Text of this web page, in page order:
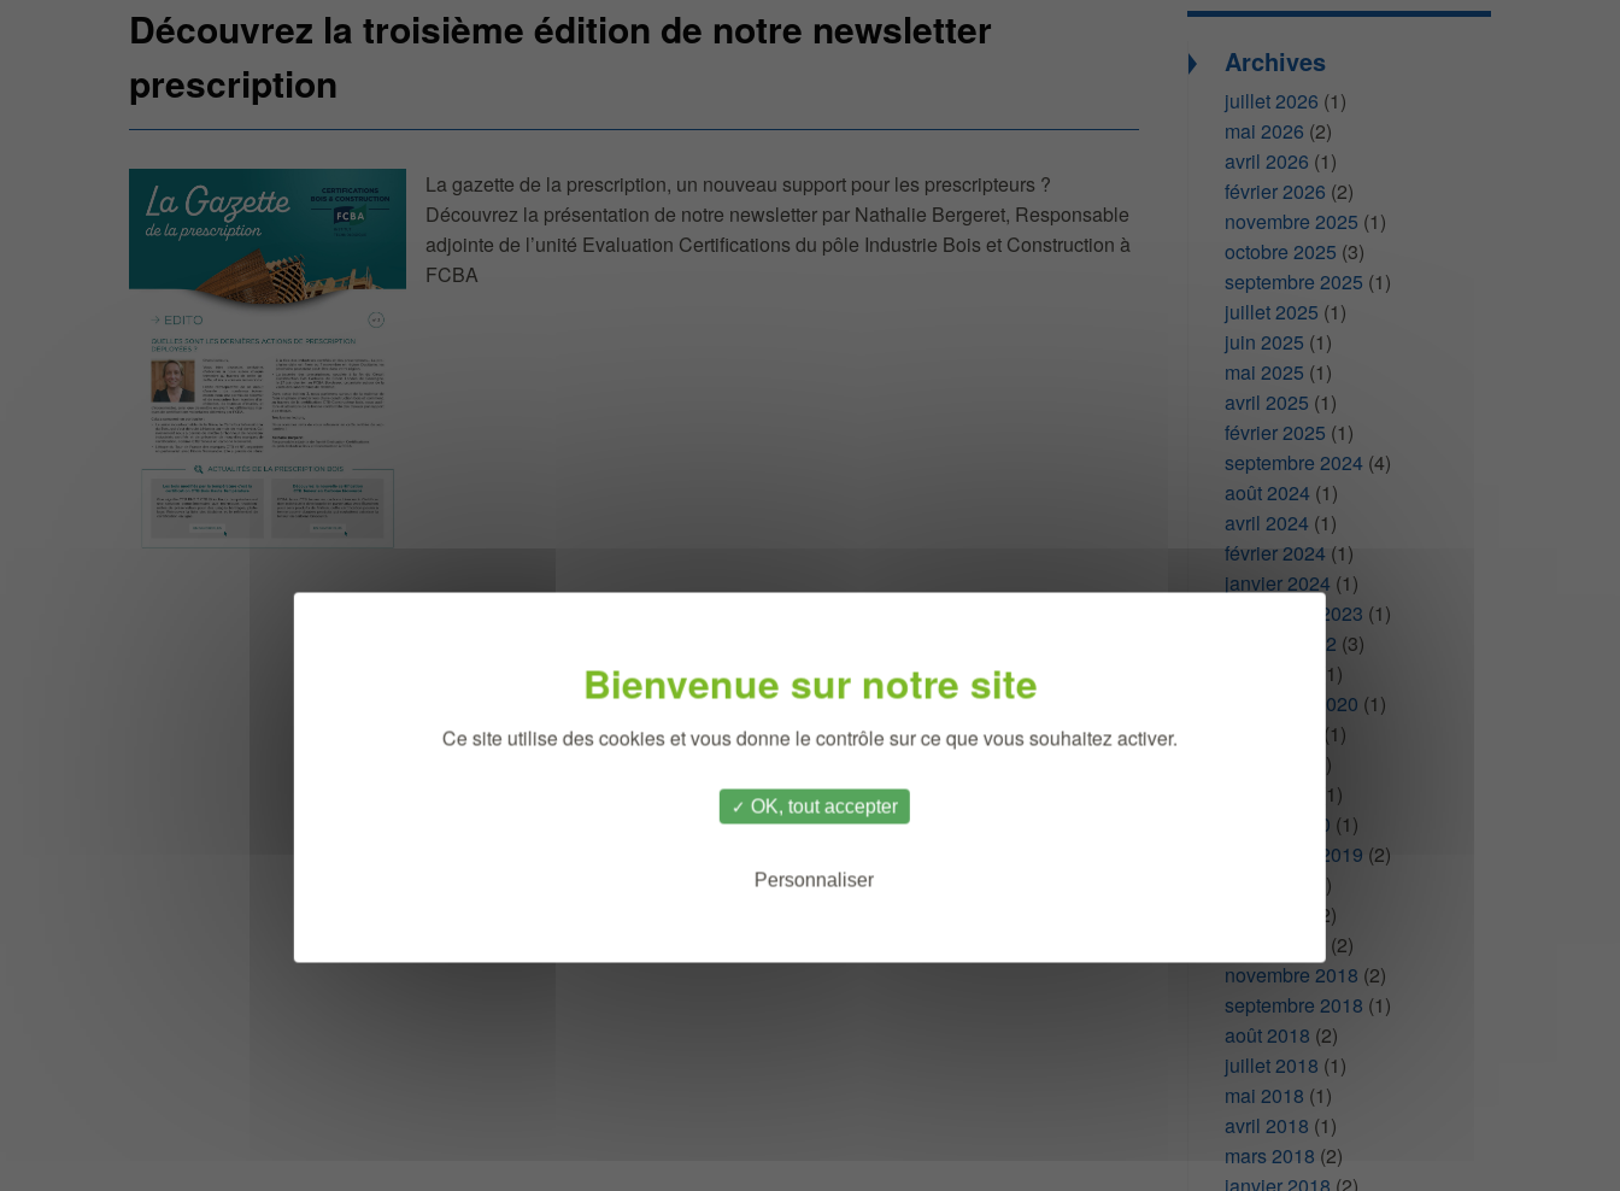
Ce site utilise des cookies et vous donne le contrôle sur ce que vous souhaitez activer.
OK, tout accepter
Personnaliser
Découvrez la troisième édition de notre newsletter
prescription
La gazette de la prescription, un nouveau support pour les prescripteurs ?
Découvrez la présentation de notre newsletter par Nathalie Bergeret, Responsable
adjointe de l’unité Evaluation Certifications du pôle Industrie Bois et Construction à
FCBA
Archives
juillet 2026 (1)
mai 2026 (2)
avril 2026 (1)
février 2026 (2)
novembre 2025 (1)
octobre 2025 (3)
septembre 2025 (1)
juillet 2025 (1)
juin 2025 (1)
mai 2025 (1)
avril 2025 (1)
février 2025 (1)
septembre 2024(4)
août 2024(1)
avril 2024(1)
février 2024(1)
janvier 2024(1)
septembre 2023 (1)
octobre 2022 (3)
(1)
novembre 2020 (1)
(1)
(1)
(1)
janvier 2020 (1)
septembre 2019 (2)
(1)
(2)
(2)
novembre 2018 (2)
septembre 2018 (1)
août 2018 (2)
juillet 2018 (1)
mai 2018 (1)
avril 2018 (1)
mars 2018 (2)